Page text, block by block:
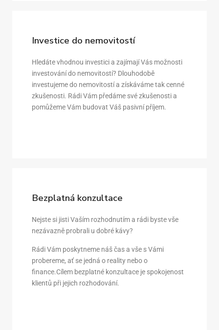
Investice do nemovitostí
Hledáte vhodnou investici a zajímají Vás možnosti
investování do nemovitostí? Dlouhodobě
investujeme do nemovitostí a získáváme tak cenné
zkušenosti. Rádi Vám předáme své zkušenosti a
pomůžeme Vám budovat Váš pasivní příjem.
Bezplatná konzultace
Nejste si jisti Vaším rozhodnutím a rádi byste vše
nezávazně probrali u dobré kávy?
Rádi Vám poskytneme náš čas a vše s Vámi
probereme, ať se jedná o reality nebo o
finance.Cílem bezplatné konzultace je spokojenost
klientů při jejich rozhodování.